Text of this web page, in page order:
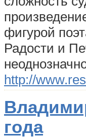
фигурой
Радости и
http://
года